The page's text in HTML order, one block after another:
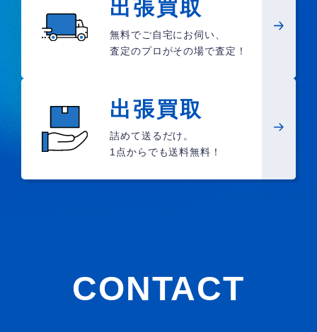
出張買取
無料でご自宅にお伺い、
査定のプロがその場で査定！
出張買取
詰めて送るだけ。
1点からでも送料無料！
CONTACT